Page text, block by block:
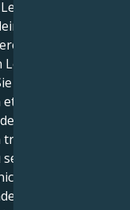
besteht
eigenes Ego
ausschließen
sind Ihre Kraft,
Exquisites
ist, dass
nicht nur der
als den
als das